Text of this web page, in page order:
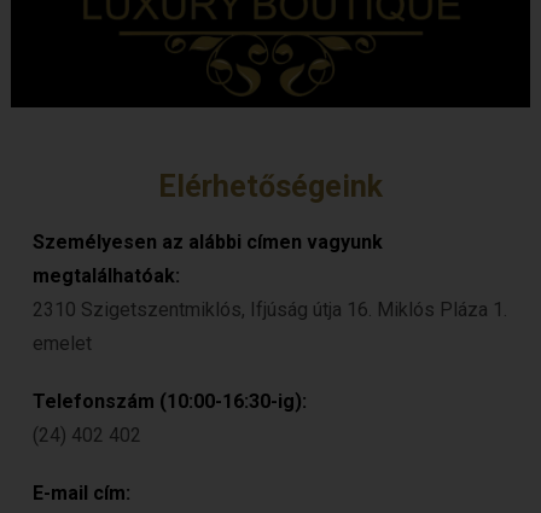
Elérhetőségeink
Személyesen az alábbi címen vagyunk
megtalálhatóak:
2310 Szigetszentmiklós, Ifjúság útja 16. Miklós Pláza 1.
emelet
Telefonszám (10:00-16:30-ig):
(24) 402 402
E-mail cím: